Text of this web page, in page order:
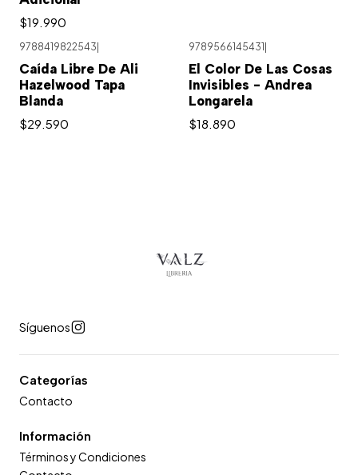
$19.990
9788419822543
Caída Libre De Ali
Hazelwood Tapa
Blanda
$29.590
9789566145431
El Color De Las Cosas
Invisibles - Andrea
Longarela
$18.890
Síguenos
Categorías
Contacto
Información
Términos y Condiciones